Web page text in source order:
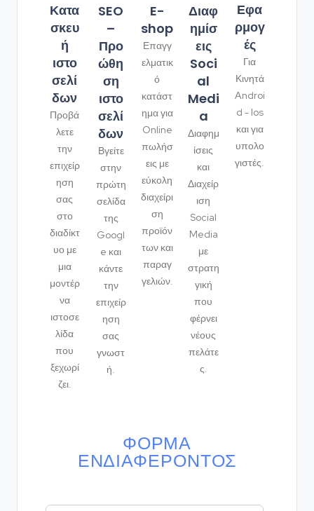
Κατα
σκευ
ή
ιστο
σελί
δων
Προβά
λετε
την
επιχείρ
ηση
σας
στο
διαδίκτ
υο με
μια
μοντέρ
να
ιστοσε
λίδα
που
ξεχωρί
ζει.
SEO
–
Προ
ώθη
ση
ιστο
σελί
δων
Βγείτε
στην
πρώτη
σελίδα
της
Googl
e και
κάντε
την
επιχείρ
ηση
σας
γνωστ
ή.
E-
shop
Επαγγ
ελματικ
ό
κατάστ
ημα για
Online
πωλήσ
εις με
εύκολη
διαχείρι
ση
προϊόν
των και
παραγ
γελιών.
Διαφ
ημίσ
εις
Soci
al
Medi
a
Διαφημ
ίσεις
και
Διαχείρ
ιση
Social
Media
με
στρατη
γική
που
φέρνει
νέους
πελάτε
ς.
Εφα
ρμογ
ές
Για
Κινητά
Androi
d - Ios
και για
υπολο
γιστές.
ΦΌΡΜΑ
ΕΝΔΙΑΦΈΡΟΝΤΟΣ